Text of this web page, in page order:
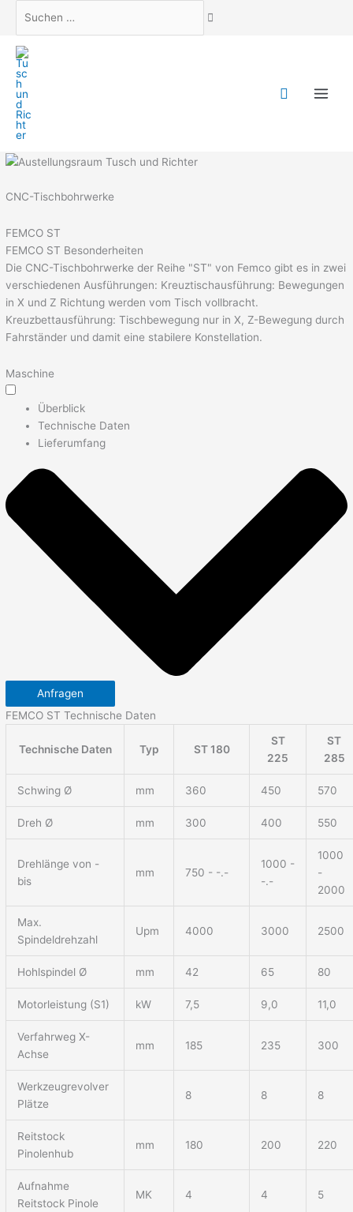
CNC-Tischbohrwerke
FEMCO ST
FEMCO ST Besonderheiten
Die CNC-Tischbohrwerke der Reihe "ST" von Femco gibt es in zwei
verschiedenen Ausführungen: Kreuztischausführung: Bewegungen
in X und Z Richtung werden vom Tisch vollbracht.
Kreuzbettausführung: Tischbewegung nur in X, Z-Bewegung durch
Fahrständer und damit eine stabilere Konstellation.
Maschine
Überblick
Technische Daten
Lieferumfang
Anfragen
FEMCO STTechnische Daten
Technische Daten Typ ST 180
ST
225
ST
285
Schwing Ø mm 360 450 570
Dreh Ø mm 300 400 550
Drehlänge von -
bis
mm 750 - -.-
1000 -
-.-
1000
-
2000
Max.
Spindeldrehzahl
Upm 4000 3000 2500
Hohlspindel Ø mm 42 65 80
Motorleistung (S1) kW 7,5 9,0 11,0
Verfahrweg X-
Achse
mm 185 235 300
Werkzeugrevolver
Plätze
8 8 8
Reitstock
Pinolenhub
mm 180 200 220
Aufnahme
Reitstock Pinole
MK 4 4 5